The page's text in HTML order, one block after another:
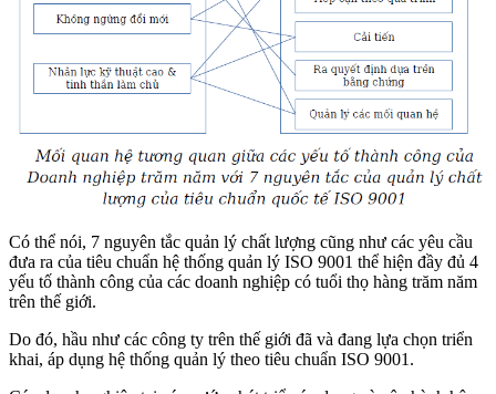
Có thể nói, 7 nguyên tắc quản lý chất lượng cũng như các yêu cầu
đưa ra của tiêu chuẩn hệ thống quản lý ISO 9001 thể hiện đầy đủ 4
yếu tố thành công của các doanh nghiệp có tuổi thọ hàng trăm năm
trên thế giới.
Do đó, hầu như các công ty trên thế giới đã và đang lựa chọn triển
khai, áp dụng hệ thống quản lý theo tiêu chuẩn ISO 9001.